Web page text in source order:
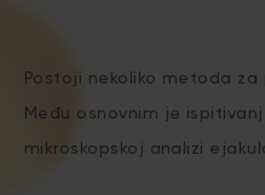
Postoji nekoliko metoda
Među osnovnim je
mikroskopskoj analizi